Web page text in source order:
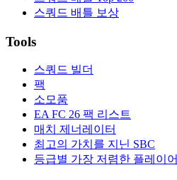
스쿼드 배틀 보상
Tools
스쿼드 빌더
팩
소모품
EA FC 26 팩 리스트
매치 제너레이터
최고의 가치를 지닌 SBC
등급별 가장 저렴한 플레이어